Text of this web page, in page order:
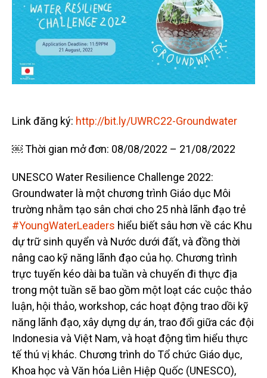
Link đăng ký: http://bit.ly/UWRC22-Groundwater
￼ Thời gian mở đơn: 08/08/2022 – 21/08/2022
UNESCO Water Resilience Challenge 2022:
Groundwater là một chương trình Giáo dục Môi
trường nhằm tạo sân chơi cho 25 nhà lãnh đạo trẻ
#YoungWaterLeaders hiểu biết sâu hơn về các Khu
dự trữ sinh quyển và Nước dưới đất, và đồng thời
nâng cao kỹ năng lãnh đạo của họ. Chương trình
trực tuyến kéo dài ba tuần và chuyến đi thực địa
trong một tuần sẽ bao gồm một loạt các cuộc thảo
luận, hội thảo, workshop, các hoạt động trao dồi kỹ
năng lãnh đạo, xây dựng dự án, trao đổi giữa các đội
Indonesia và Việt Nam, và hoạt động tìm hiểu thực
tế thú vị khác. Chương trình do Tổ chức Giáo dục,
Khoa học và Văn hóa Liên Hiệp Quốc (UNESCO),